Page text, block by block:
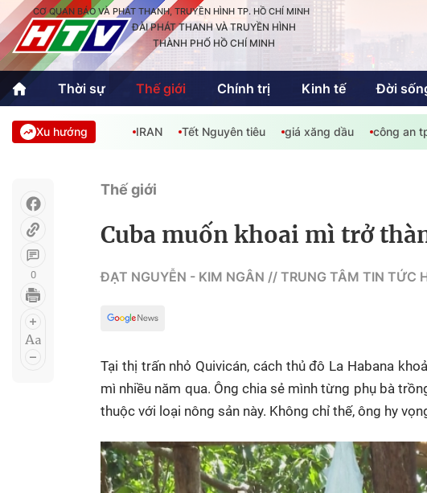
CƠ QUAN BÁO VÀ PHÁT THANH, TRUYỀN HÌNH TP. HỒ CHÍ MINH
ĐÀI PHÁT THANH VÀ TRUYỀN HÌNH
THÀNH PHỐ HỒ CHÍ MINH
Thời sự Thế giới Chính trị Kinh tế Đời
Thời sự
Thể thao
Quốc tế
Văn hóa - Giải trí
An Sinh
Công nghệ
Sự kiện quan tâm
Chuyên đề
Không gian văn hóa
Hồ Chí Minh
Chuyển đổi số
HTV Show
Thành phố không
ngủ
Chậm
Bé xem gì
Xu hướng IRAN Tết Nguyên tiêu giá xăng dầu công an
0
Thế giới
Cuba muốn khoai mì trở
ĐẠT NGUYỄN - KIM NGÂN // TRUNG TÂM TIN TỨC
Tại thị trấn nhỏ Quivicán, cách thủ đô La Habana
mì nhiều năm qua. Ông chia sẻ mình từng phụ bà
thuộc với loại nông sản này. Không chỉ thế, ông hy